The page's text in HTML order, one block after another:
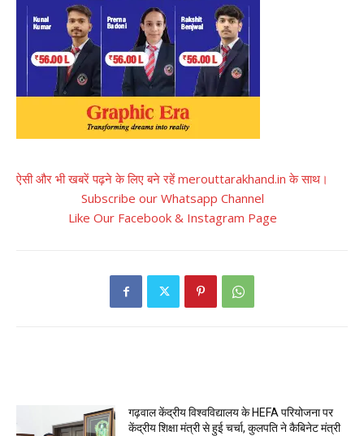
ऐसी और भी खबरें पढ़ने के लिए बने रहें merouttarakhand.in के साथ।
Subscribe our Whatsapp Channel
Like Our Facebook & Instagram Page
गढ़वाल केंद्रीय विश्वविद्यालय के HEFA परियोजना पर
केंद्रीय शिक्षा मंत्री से हुई चर्चा, कुलपति ने कैबिनेट मंत्री